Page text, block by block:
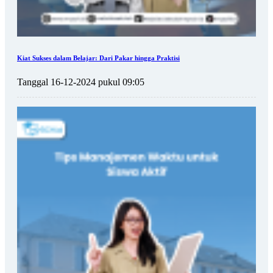
Kiat Sukses dalam Belajar: Dari Pakar hingga Praktisi
Tanggal 16-12-2024 pukul 09:05